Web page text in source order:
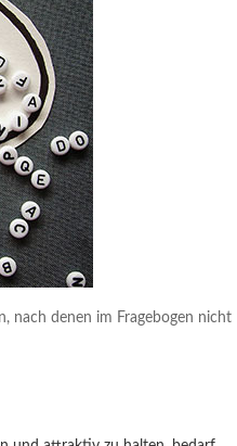
nach denen im Fragebogen nicht